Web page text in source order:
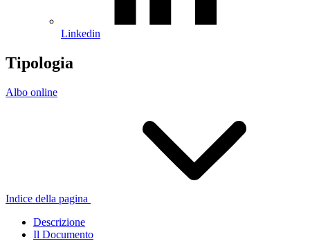
Linkedin
Tipologia
Albo online
Indice della pagina
Descrizione
Il Documento